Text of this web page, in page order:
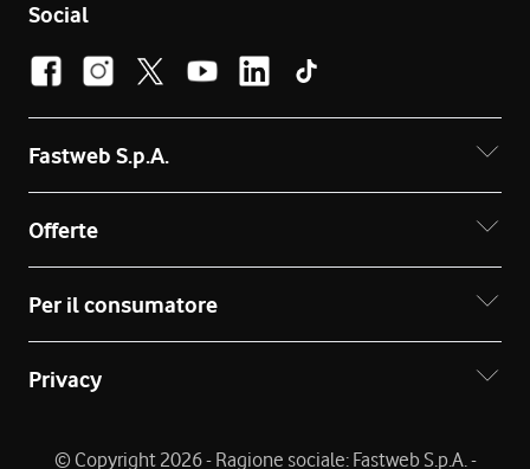
Social
Fastweb S.p.A.
Offerte
Per il consumatore
Privacy
© Copyright 2026 - Ragione sociale: Fastweb S.p.A. -